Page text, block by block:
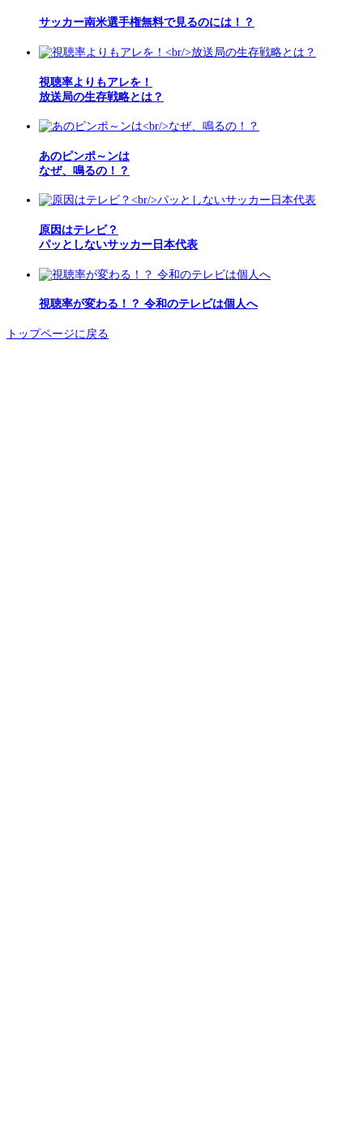
サッカー南米選手権無料で見るのには！？
視聴率よりもアレを！
放送局の生存戦略とは？
あのピンポ～ンは
なぜ、鳴るの！？
原因はテレビ？
パッとしないサッカー日本代表
視聴率が変わる！？ 令和のテレビは個人へ
トップページに戻る